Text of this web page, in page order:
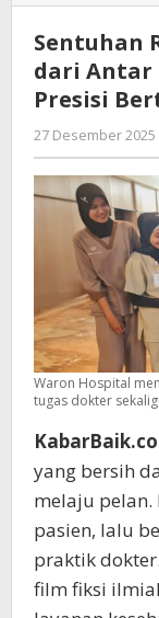
Sentuhan
dari Antar
Presisi
27 Desember 2025
Waron Hospital
tugas dokter
KabarBaik.co
yang bersih
melaju pelan.
pasien, lalu
praktik
film fiksi